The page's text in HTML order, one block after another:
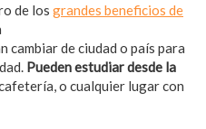
de los grandes beneficios de
cambiar de ciudad o país para
Pueden estudiar desde la
o cualquier lugar con